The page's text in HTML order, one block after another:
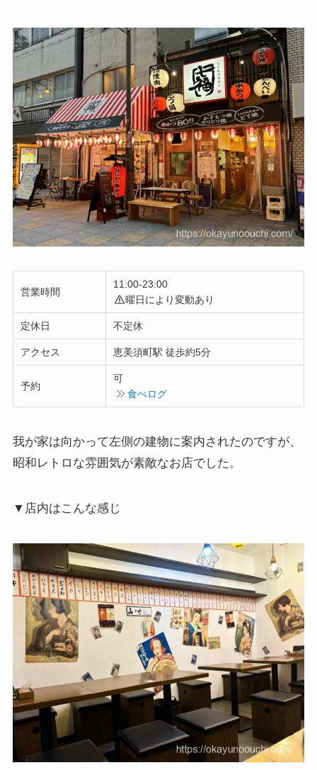
営業時間
11:00-23:00
曜日により変動あり
定休日 不定休
アクセス 恵美須町駅 徒歩約5分
予約
可
食べログ
我が家は向かって左側の建物に案内されたのですが、
昭和レトロな雰囲気が素敵なお店でした。
▼店内はこんな感じ